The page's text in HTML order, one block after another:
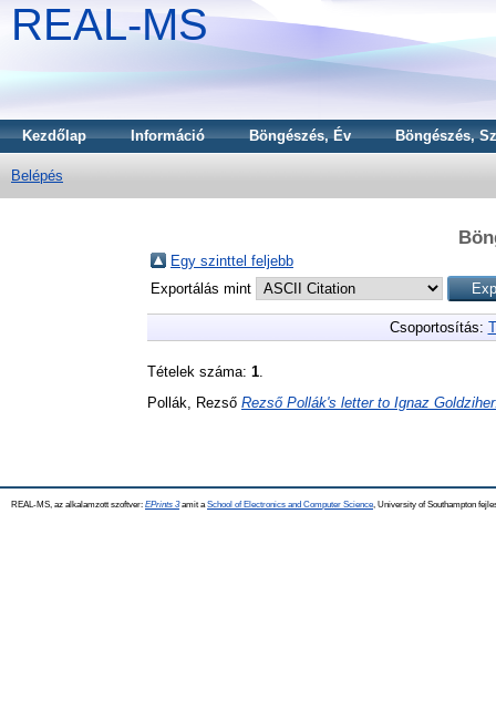
REAL-MS
Kezdőlap Információ Böngészés, Év Böngészés,
Belépés
Egy szinttel feljebb
Exportálás mint
Csoportosítás:
Tételek száma: 1
Pollák, Rezső Rezső Pollák's letter to Ignaz
REAL-MS, az alkalamzott szoftver: EPrints 3amit a School of Electronics and Computer Science , University of Southampton